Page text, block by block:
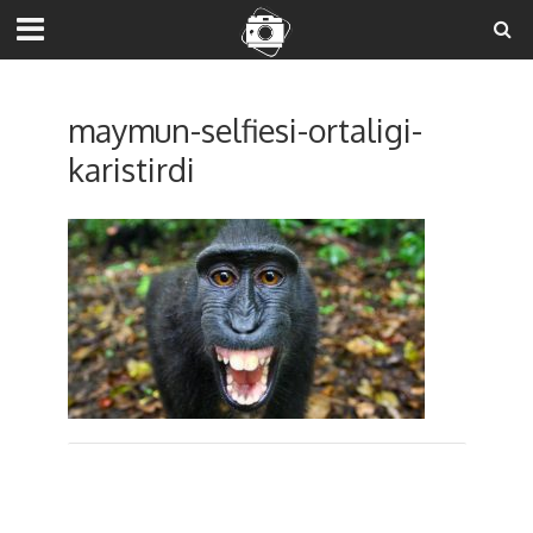
maymun-selfiesi-ortaligi-
karistirdi